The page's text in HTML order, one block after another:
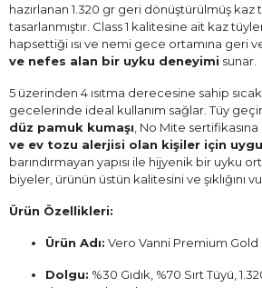
hazırlanan 1.320 gr geri dönüştürülmüş kaz
tasarlanmıştır. Class 1 kalitesine ait kaz
hapsettiği ısı ve nemi gece ortamına geri
ve nefes alan bir uyku deneyimi sunar.
5 üzerinden 4 ısıtma derecesine sahip sıcak
gecelerinde ideal kullanım sağlar. Tüy
düz pamuk kumaşı , No Mite
ve ev tozu alerjisi olan kişiler için
barındırmayan yapısı ile hijyenik bir uyku
biyeler, ürünün üstün kalitesini ve şıklığını
Ürün Özellikleri:
Ürün Adı: Vero Vanni Premium Gold
Dolgu: %30 Gıdık, %70 Sırt Tüyü,